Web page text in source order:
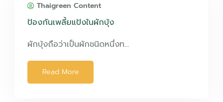
Thaigreen Content
ป้องกันเพลี้ยแป้งในผักบุ้ง
ผักบุ้งถือว่าเป็นผักชนิดหนึ่งท…
Read More